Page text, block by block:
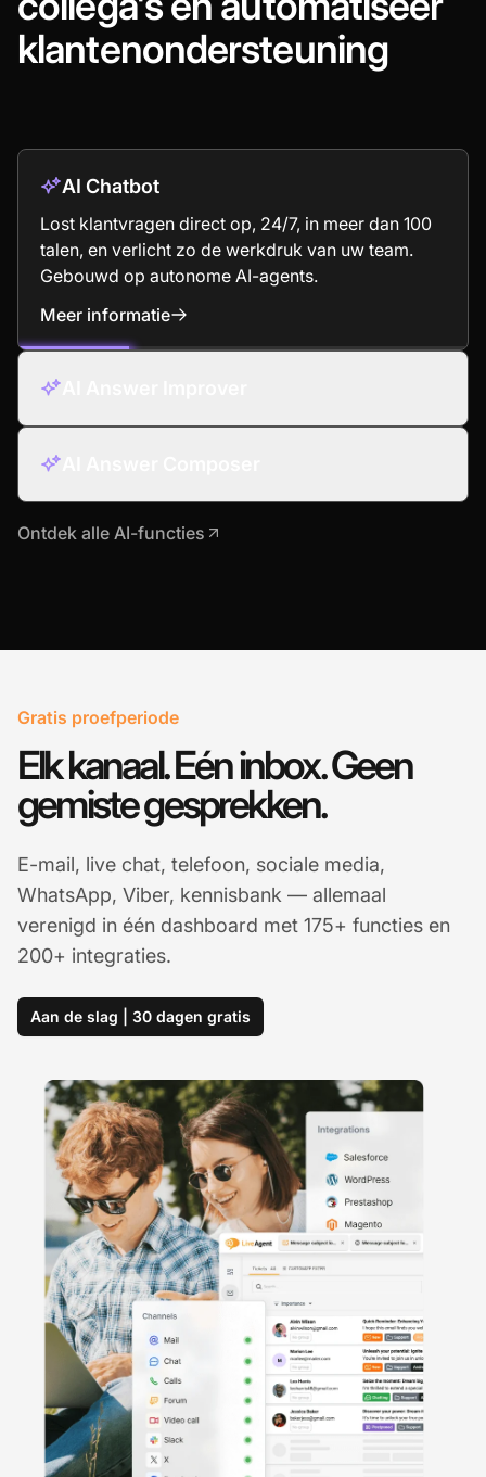
klantenondersteuning
AI Chatbot
Lost klantvragen direct op, 24/7, in meer dan 100
talen, en verlicht zo de werkdruk van uw team.
Gebouwd op autonome AI-agents.
Meer informatie
: AI Chatbot
Ontdek alle AI-functies
Gratis proefperiode
Elk kanaal. Eén inbox. Geen
gemiste gesprekken.
E-mail, live chat, telefoon, sociale media,
WhatsApp, Viber, kennisbank — allemaal
verenigd in één dashboard met 175+ functies en
200+ integraties.
Aan de slag | 30 dagen gratis